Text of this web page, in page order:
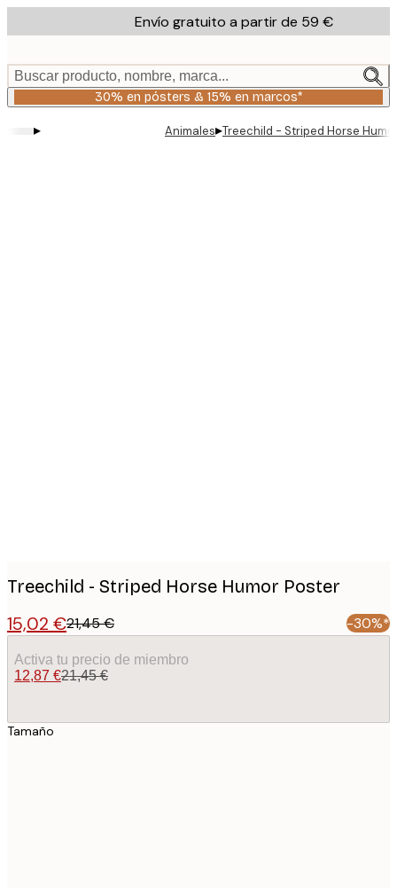
to
content.
Envío gratuito a partir de 59 €
Buscar producto, nombre, marca...
30% en pósters & 15% en marcos*
▸ Animales▸Treechild - Striped Horse
Treechild - Striped Horse Humor Poster
15,02 €21,45 € -30%*
Activa tu precio de miembro
12,87 €21,45 €
Tamaño